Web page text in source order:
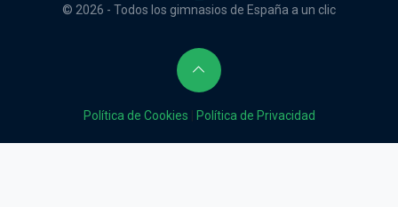
© 2026 - Todos los gimnasios de España a un clic
Política de Cookies Política de Privacidad